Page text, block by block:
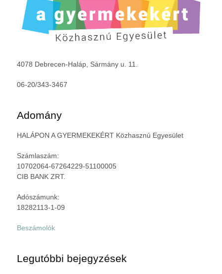
4078 Debrecen-Haláp, Sármány u. 11.
06-20/343-3467
Adomány
HALÁPON A GYERMEKEKÉRT Közhasznú Egyesület
Számlaszám:
10702064-67264229-51100005
CIB BANK ZRT.
Adószámunk:
18282113-1-09
Beszámolók
Legutóbbi bejegyzések